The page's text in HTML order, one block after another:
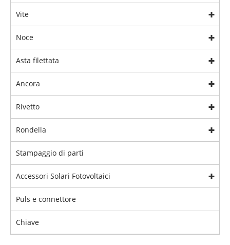
Vite
Noce
Asta filettata
Ancora
Rivetto
Rondella
Stampaggio di parti
Accessori Solari Fotovoltaici
Puls e connettore
Chiave